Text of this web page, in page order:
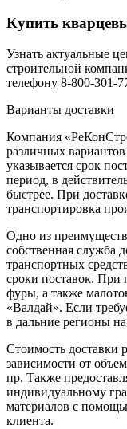
Купить
Узнать актуальные
строительной
телефону 8-800-301-
Варианты доставки
Компания
различных
указывается срок
период, в
быстрее. При
транспортировка
Одно из
собственная служба
транспортных
сроки поставок. При
фуры, а также
«Валдай». Если
в дальние регионы
Стоимость доставки
зависимости от
пр. Также
индивидуальному
материалов с
клиента.